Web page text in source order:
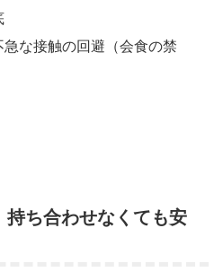
な接触の回避（会食の禁
持ち合わせなくても安